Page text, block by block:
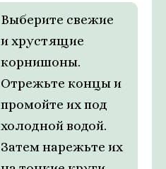
Выберите свежие
и хрустящие
корнишоны.
Отрежьте концы и
промойте их под
холодной водой.
Затем нарежьте их